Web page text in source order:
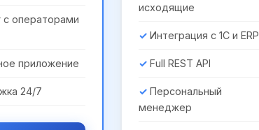
с операторами
приложение
24/7
исходящие
Интеграция с 1С и ERP
Full REST API
Персональный
менеджер